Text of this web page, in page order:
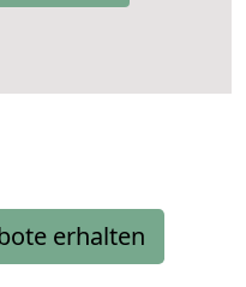
erhalten